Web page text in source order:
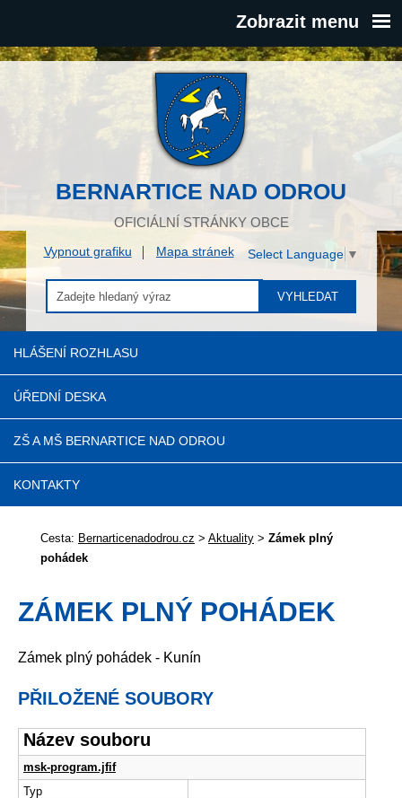
Zobrazit menu
BERNARTICE NAD ODROU
OFICIÁLNÍ STRÁNKY OBCE
Vypnout grafiku Mapa stránek Select Language ▼
VYHLEDAT
HLÁŠENÍ ROZHLASU
ÚŘEDNÍ DESKA
ZŠ A MŠ BERNARTICE NAD ODROU
KONTAKTY
Cesta: Bernarticenadodrou.cz > Aktuality > Zámek plný
pohádek
ZÁMEK PLNÝ POHÁDEK
Zámek plný pohádek - Kunín
PŘILOŽENÉ SOUBORY
Název souboru
msk-program.jfif
Typ